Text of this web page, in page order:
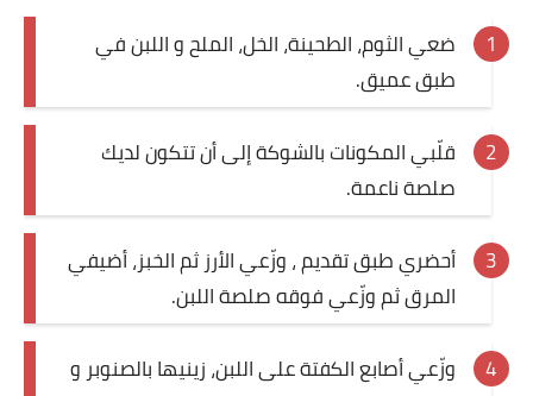
ضعي الثوم، الطحينة، الخل، الملح و اللبن في
طبق عميق.
قلّبي المكونات بالشوكة إلى أن تتكون لديك
صلصة ناعمة.
أحضري طبق تقديم ، وزّعي الأرز ثم الخبز، أضيفي
المرق ثم وزّعي فوقه صلصة اللبن.
وزّعي أصابع الكفتة على اللبن، زينيها بالصنوبر و